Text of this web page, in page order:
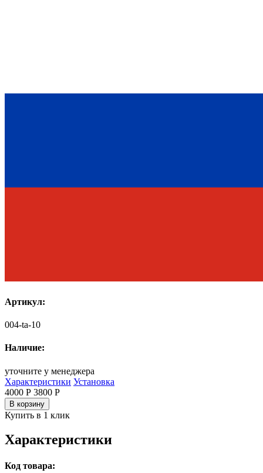
Артикул:
004-ta-10
Наличие:
уточните у менеджера
Характеристики Установка
4000 Р 3800 Р
В корзину
Купить в 1 клик
Характеристики
Код товара: